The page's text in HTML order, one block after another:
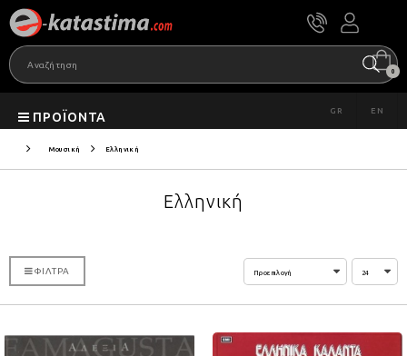
0
ΠΡΟΪΌΝΤΑ GR EN
Μουσική Ελληνική
Ελληνική
ΦΊΛΤΡΑ